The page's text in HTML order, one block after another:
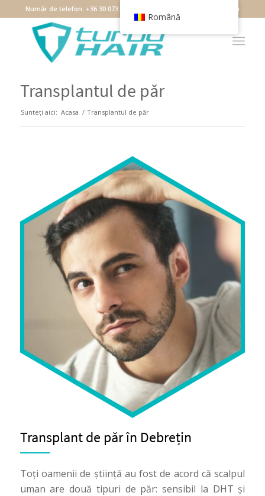
Număr de telefon: +36 30 073 7349 debrecen@turbohair.hu
Transplantul de păr
Sunteți aici: Acasa / Transplantul de păr
Transplant de păr în Debrețin
Toți oamenii de știință au fost de acord că scalpul
uman are două tipuri de păr: sensibil la DHT și
Română